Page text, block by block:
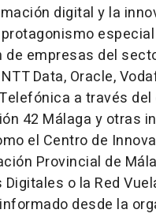
digital y la
de empresas del
Data, Oracle,
a través
42 Málaga y otras
el Centro de
Provincial de
o la Red
desde la